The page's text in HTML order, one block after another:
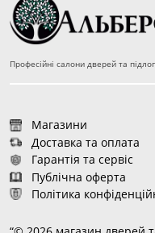
Професійні салони дверей та
Магазини
Доставка та оплата
Гарантія та сервіс
Публічна оферта
Політика